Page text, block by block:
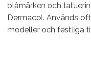
blåmärken och
Dermacol. Används
modeller och festliga